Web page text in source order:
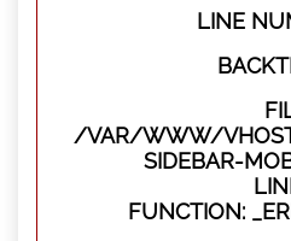
LINE
/VAR/WWW/
SIDEBAR-
FUNCTION: